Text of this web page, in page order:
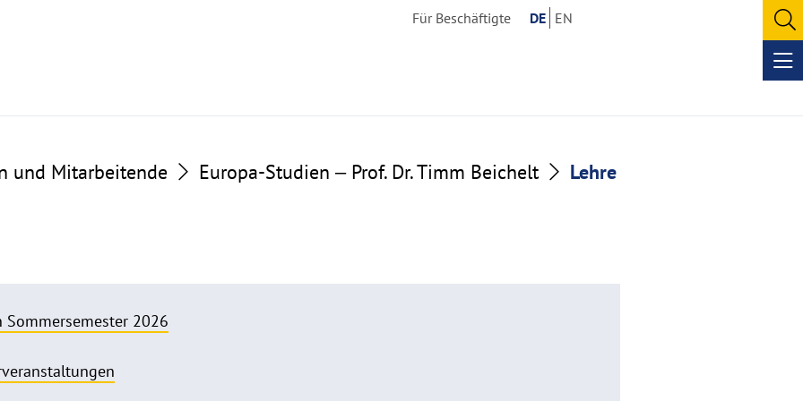
Für Beschäftigte DE EN
und Mitarbeitende Europa-Studien ‒ Prof. Dr. Timm Beichelt Lehre
2026